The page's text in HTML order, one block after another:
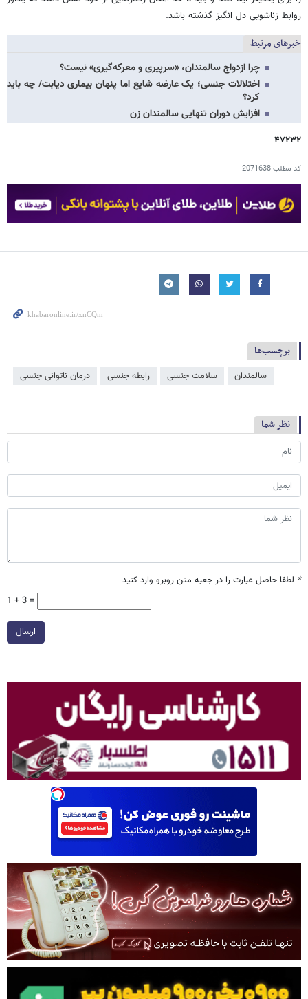
روابط زناشویی دل انگیز گذشته باشد.
خبرهای مرتبط
چرا ازدواج سالمندان، «سرپیری و معرکه‌گیری» نیست؟
اختلالات جنسی؛ یک عارضه شایع اما پنهان بیماری دیابت/ چه باید
کرد؟
افزایش دوران تنهایی سالمندان زن
۴۷۲۳۲
کد مطلب2071638
برچسب‌ها
سالمندان سلامت جنسی رابطه جنسی درمان ناتوانی جنسی
نظر شما
* لطفا حاصل عبارت را در جعبه متن روبرو وارد کنید
1 + 3 =
ارسال